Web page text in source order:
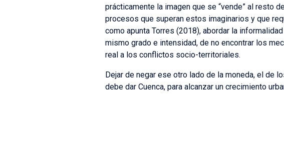
prácticamente la imagen que se “vende” al resto
procesos que superan estos imaginarios y que
como apunta Torres (2018), abordar la
mismo grado e intensidad, de no encontrar los
real a los conflictos socio-territoriales.
Dejar de negar ese otro lado de la moneda, el de
debe dar Cuenca, para alcanzar un crecimiento